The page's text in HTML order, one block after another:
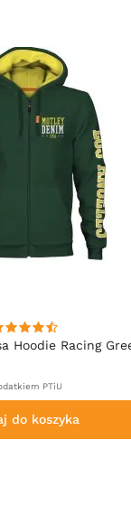
Hoodie Racing
PTiU
do koszyka